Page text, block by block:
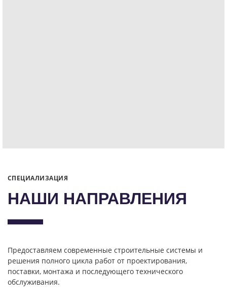
СПЕЦИАЛИЗАЦИЯ
НАШИ НАПРАВЛЕНИЯ
Предоставляем современные строительные системы и
решения полного цикла работ от проектирования,
поставки, монтажа и последующего технического
обслуживания.